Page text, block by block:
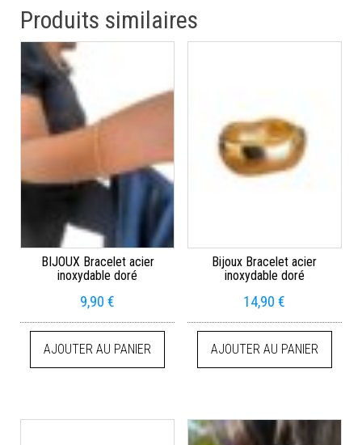
Produits similaires
BIJOUX Bracelet acier
inoxydable doré
9,90€
AJOUTER AU PANIER
Bijoux Bracelet acier
inoxydable doré
14,90€
AJOUTER AU PANIER